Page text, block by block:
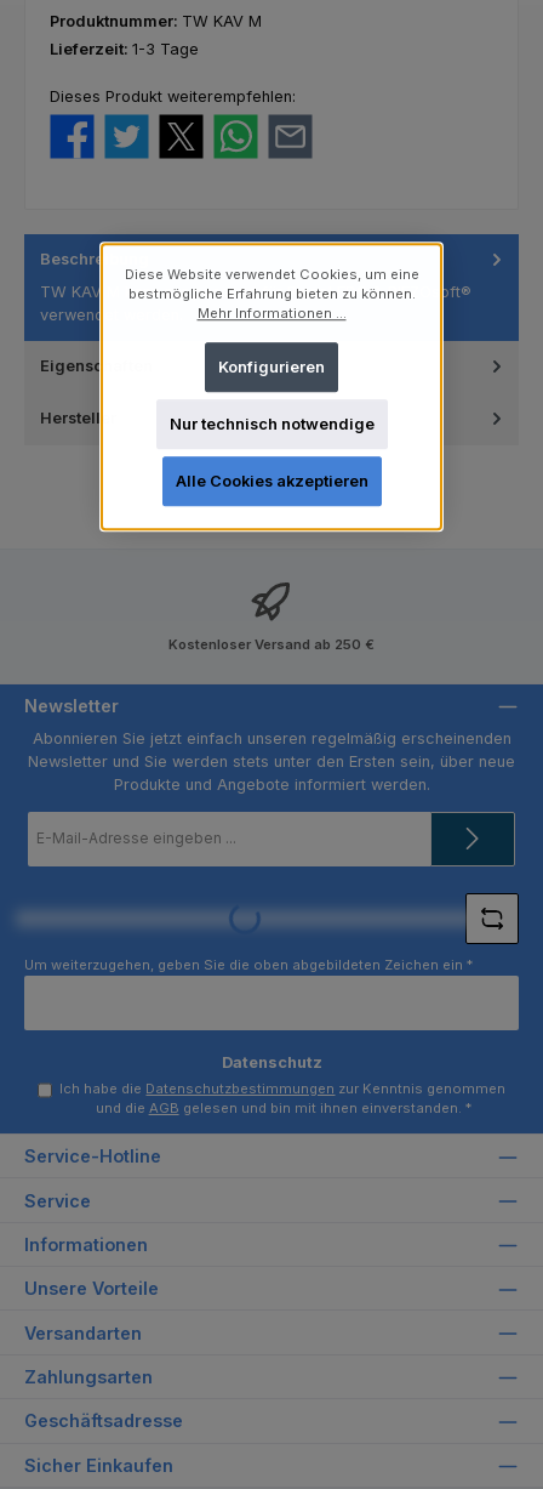
Produktnummer: TW KAV M
Lieferzeit: 1-3 Tage
Dieses Produkt weiterempfehlen:
Beschreibung
TW KAV M kann nur passend für PiezoLED® & PIEZOsoft®
verwendet werden.
Eigenschaften
Hersteller
Kostenloser Versand ab 250 €
Newsletter
Abonnieren Sie jetzt einfach unseren regelmäßig erscheinenden
Newsletter und Sie werden stets unter den Ersten sein, über neue
Produkte und Angebote informiert werden.
Mail-
Loading...
Um weiterzugehen, geben Sie die oben abgebildeten Zeichen ein *
Datenschutz
Ich habe die Datenschutzbestimmungen zur Kenntnis genommen
und die AGB gelesen und bin mit ihnen einverstanden. *
Service-Hotline
Service
Informationen
Unsere Vorteile
Versandarten
Zahlungsarten
Geschäftsadresse
Sicher Einkaufen
Diese Website verwendet Cookies, um eine
bestmögliche Erfahrung bieten zu können.
Mehr Informationen ...
Nur technisch notwendige
Konfigurieren
Alle Cookies akzeptieren